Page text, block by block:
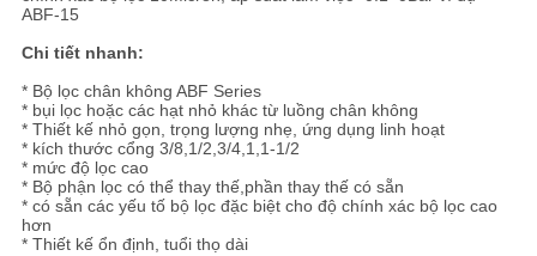
SHOW
SƠ
ĐỒ
TRANG
WEB
ABF-15
Chi tiết nhanh:
* Bộ lọc chân không ABF Series
* bụi lọc hoặc các hạt nhỏ khác từ luồng chân không
* Thiết kế nhỏ gọn, trọng lượng nhẹ, ứng dụng linh hoạt
* kích thước cổng 3/8,1/2,3/4,1,1-1/2
* mức độ lọc cao
* Bộ phận lọc có thể thay thế,phần thay thế có sẵn
* có sẵn các yếu tố bộ lọc đặc biệt cho độ chính xác bộ lọc cao
hơn
* Thiết kế ổn định, tuổi thọ dài